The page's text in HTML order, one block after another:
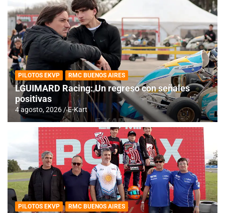
PILOTOS EKVP RMC BUENOS AIRES
LGUIMARD Racing: Un regreso con señales
positivas
4 agosto, 2026 E-Kart
PILOTOS EKVP RMC BUENOS AIRES